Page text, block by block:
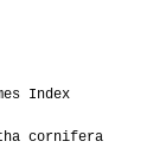
Index
cornifera